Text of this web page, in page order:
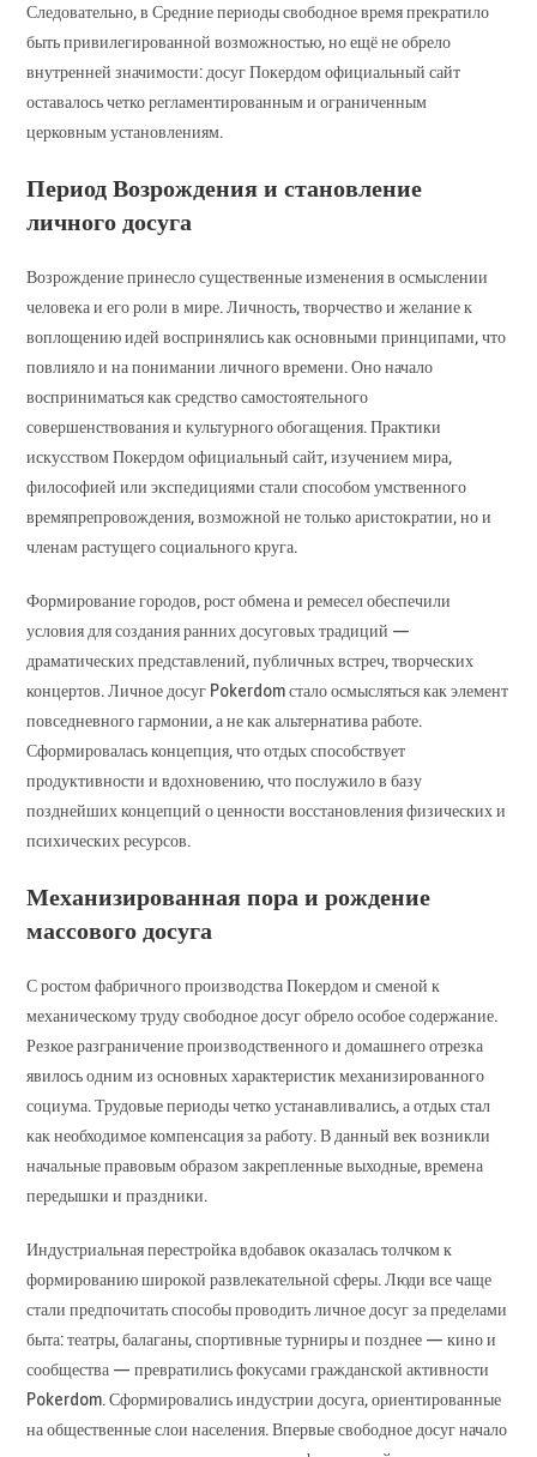
Следовательно, в Средние периоды свободное время прекратило
быть привилегированной возможностью, но ещё не обрело
внутренней значимости: досуг Покердом официальный сайт
оставалось четко регламентированным и ограниченным
церковным установлениям.
Период Возрождения и становление
личного досуга
Возрождение принесло существенные изменения в осмыслении
человека и его роли в мире. Личность, творчество и желание к
воплощению идей воспринялись как основными принципами, что
повлияло и на понимании личного времени. Оно начало
восприниматься как средство самостоятельного
совершенствования и культурного обогащения. Практики
искусством Покердом официальный сайт, изучением мира,
философией или экспедициями стали способом умственного
времяпрепровождения, возможной не только аристократии, но и
членам растущего социального круга.
Формирование городов, рост обмена и ремесел обеспечили
условия для создания ранних досуговых традиций —
драматических представлений, публичных встреч, творческих
концертов. Личное досуг Pokerdom стало осмысляться как элемент
повседневного гармонии, а не как альтернатива работе.
Сформировалась концепция, что отдых способствует
продуктивности и вдохновению, что послужило в базу
позднейших концепций о ценности восстановления физических и
психических ресурсов.
Механизированная пора и рождение
массового досуга
С ростом фабричного производства Покердом и сменой к
механическому труду свободное досуг обрело особое содержание.
Резкое разграничение производственного и домашнего отрезка
явилось одним из основных характеристик механизированного
социума. Трудовые периоды четко устанавливались, а отдых стал
как необходимое компенсация за работу. В данный век возникли
начальные правовым образом закрепленные выходные, времена
передышки и праздники.
Индустриальная перестройка вдобавок оказалась толчком к
формированию широкой развлекательной сферы. Люди все чаще
стали предпочитать способы проводить личное досуг за пределами
быта: театры, балаганы, спортивные турниры и позднее — кино и
сообщества — превратились фокусами гражданской активности
Pokerdom. Сформировались индустрии досуга, ориентированные
на общественные слои населения. Впервые свободное досуг начало